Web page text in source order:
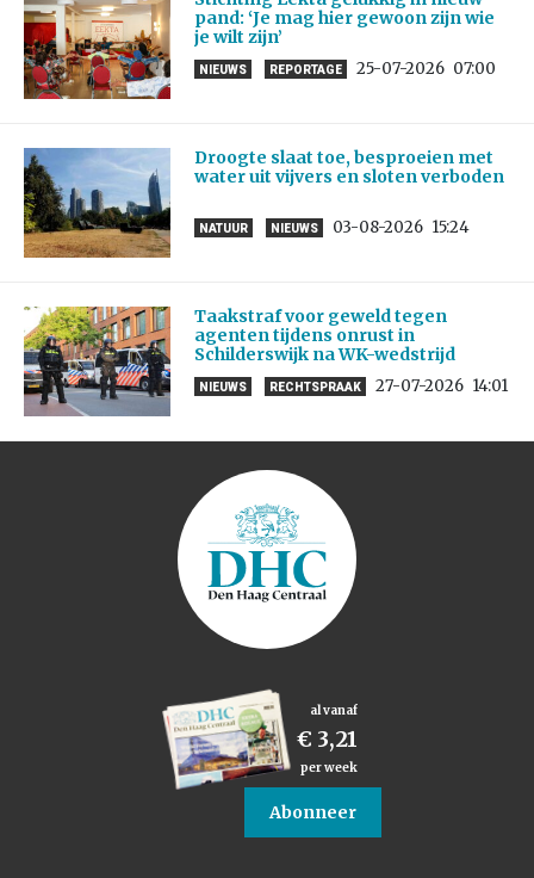
pand: ‘Je mag hier gewoon zijn wie
je wilt zijn’
NIEUWS REPORTAGE 25-07-2026 07:00
Droogte slaat toe, besproeien met
water uit vijvers en sloten verboden
NATUUR NIEUWS 03-08-2026 15:24
Taakstraf voor geweld tegen
agenten tijdens onrust in
Schilderswijk na WK-wedstrijd
NIEUWS RECHTSPRAAK 27-07-2026 14:01
al vanaf
€ 3,21
per week
Abonneer